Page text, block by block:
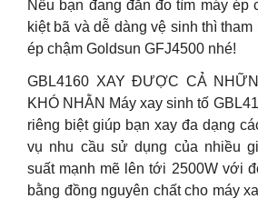
Nếu bạn đang đắn đo tìm máy ép
kiệt bã và dễ dàng vệ sinh thì
ép chậm Goldsun GFJ4500 nhé!
GBL4160 XAY ĐƯỢC CẢ
KHÓ NHẰN Máy xay sinh tố
riêng biệt giúp bạn xay đa dạng
vụ nhu cầu sử dụng của nhiều
suất mạnh mẽ lên tới 2500W với
bằng đồng nguyên chất cho máy